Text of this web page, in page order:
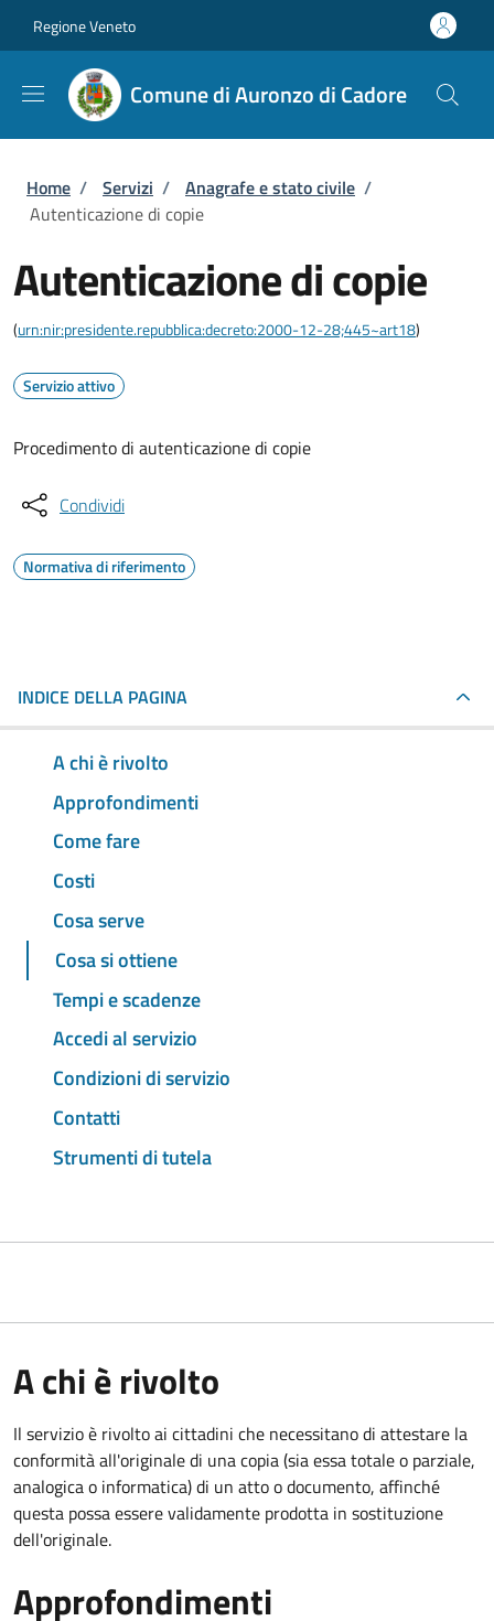
Regione Veneto
Comune di Auronzo di Cadore
Briciole di pane
Home / Servizi / Anagrafe e stato civile /
Autenticazione di copie
Autenticazione di copie
(urn:nir:presidente.repubblica:decreto:2000-12-28;445~art18)
Servizio attivo
Procedimento di autenticazione di copie
Condividi
Normativa di riferimento
INDICE DELLA PAGINA
A chi è rivolto
Approfondimenti
Come fare
Costi
Cosa serve
Cosa si ottiene
Tempi e scadenze
Accedi al servizio
Condizioni di servizio
Contatti
Strumenti di tutela
A chi è rivolto
Il servizio è rivolto ai cittadini che necessitano di attestare la
conformità all'originale di una copia (sia essa totale o parziale,
analogica o informatica) di un atto o documento, affinché
questa possa essere validamente prodotta in sostituzione
dell'originale.
Approfondimenti